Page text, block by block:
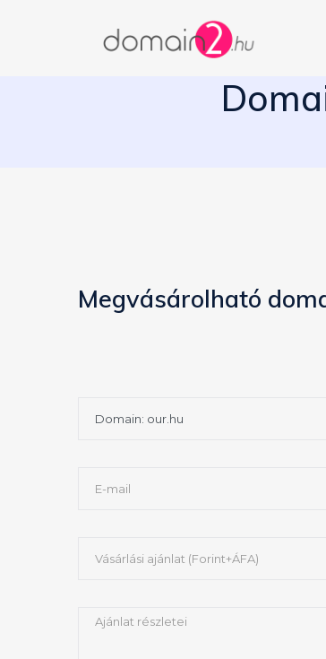
Megvásárolható